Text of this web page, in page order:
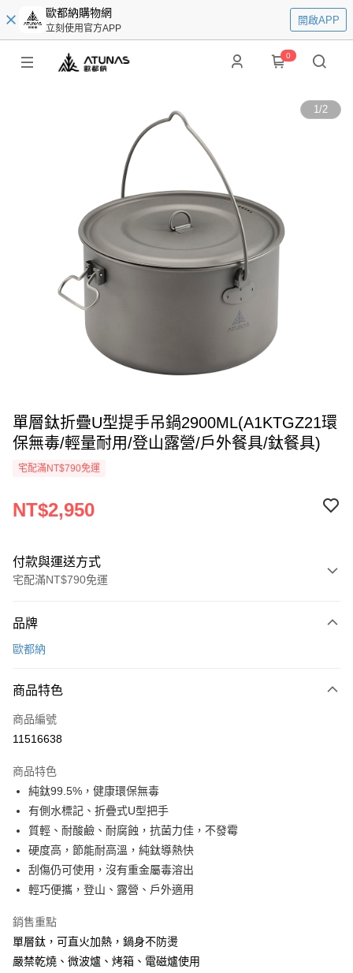
歐都納購物網
立刻使用官方APP
開啟APP
0
1/2
單層鈦折疊U型提手吊鍋2900ML(A1KTGZ21環
保無毒/輕量耐用/登山露營/戶外餐具/鈦餐具)
宅配滿NT$790免運
NT$2,950
付款與運送方式
宅配滿NT$790免運
信用卡一次付款
3 期 0 利率 每期
合作金庫商業銀行
上海商業儲蓄銀行
臺灣中小企業銀行
匯豐（台灣）商業銀行
聯邦商業銀行
元大商業銀行
永豐商業銀行
玉山商業銀行
星展（台灣）商業銀行
台灣樂天信用卡公司
合作金庫商業銀行
上海商業儲蓄銀行
國泰世華商業銀行
匯豐（台灣）商業銀行
聯邦商業銀行
遠東國際商業銀行
元大商業銀行
永豐商業銀行
玉山商業銀行
星展（台灣）商業銀行
台新國際商業銀行
中國信託商業銀行
LINE Pay
Apple Pay
悠遊付
Google Pay
全盈+PAY
大哥付你分期
【大哥付你分期使用說明】
1.本服務由台灣大哥大提供，台灣大哥大用戶可立即使用無須另外申請。
流程，驗證手機門號後，選擇欲分期的期數、繳款截止日，確認付款後即完
ATM付款
貨到付款
品牌
歐都納
商品特色
商品編號
11516638
商品特色
純鈦99.5%，健康環保無毒
有側水標記、折疊式U型把手
質輕、耐酸鹼、耐腐蝕，抗菌力佳，不發霉
硬度高，節能耐高溫，純鈦導熱快
刮傷仍可使用，沒有重金屬毒溶出
輕巧便攜，登山、露營、戶外適用
銷售重點
單層鈦，可直火加熱，鍋身不防燙
嚴禁乾燒、微波爐、烤箱、電磁爐使用